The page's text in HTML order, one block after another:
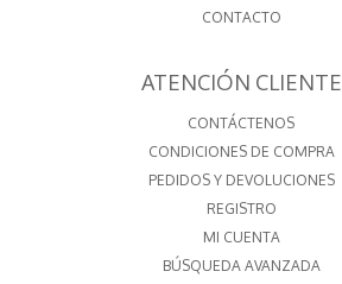
CONTACTO
ATENCIÓN CLIENTE
CONTÁCTENOS
CONDICIONES DE COMPRA
PEDIDOS Y DEVOLUCIONES
REGISTRO
MI CUENTA
BÚSQUEDA AVANZADA